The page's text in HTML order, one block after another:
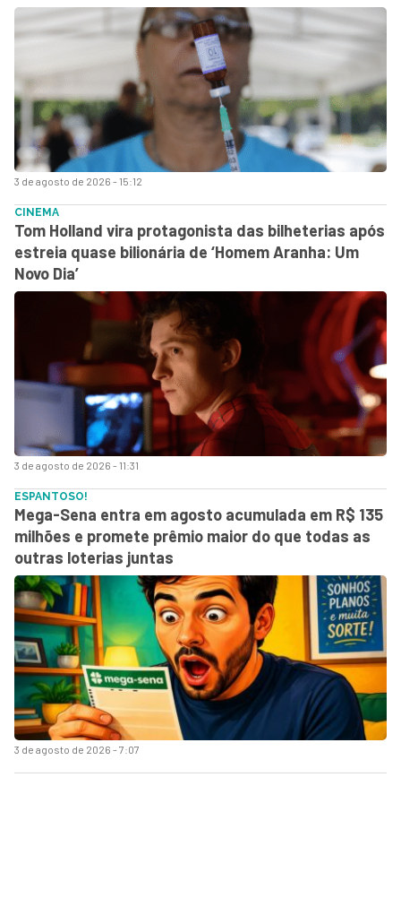
3 de agosto de 2026 - 15:12
3 de agosto de 2026 - 11:31
CINEMA
Tom Holland vira protagonista das bilheterias após
estreia quase bilionária de ‘Homem Aranha: Um
Novo Dia’
3 de agosto de 2026 - 7:07
ESPANTOSO!
Mega-Sena entra em agosto acumulada em R$ 135
milhões e promete prêmio maior do que todas as
outras loterias juntas